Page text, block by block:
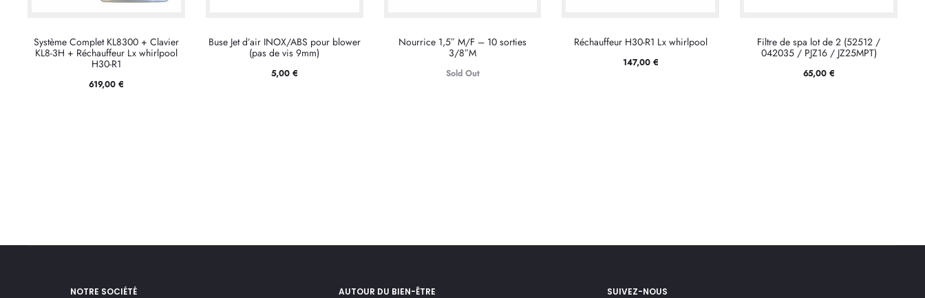
Système Complet KL8300 + Clavier
KL8-3H + Réchauffeur Lx whirlpool
H30-R1
619,00€
Buse Jet d’air INOX/ABS pour blower
(pas de vis 9mm)
5,00€
Nourrice 1,5″ M/F – 10 sorties
3/8″M
Sold Out
Réchauffeur H30-R1 Lx whirlpool
147,00€
Filtre de spa lot de 2 (52512 /
042035 / PJZ16 / JZ25MPT)
65,00€
NOTRE SOCIÉTÉ AUTOUR DU BIEN-ÊTRE SUIVEZ-NOUS